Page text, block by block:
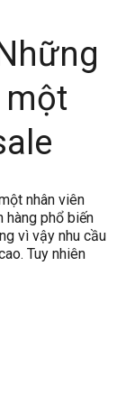
một
nhân viên
phổ biến
vì vậy nhu cầu
Tuy nhiên